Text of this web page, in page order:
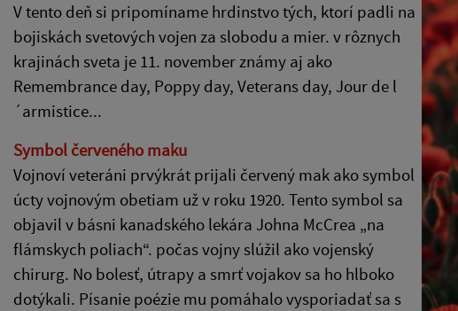
V tento deň si pripomíname hrdinstvo tých, ktorí padli na
bojiskách svetových vojen za slobodu a mier. v rôznych
krajinách sveta je 11. november známy aj ako
Remembrance day, Poppy day, Veterans day, Jour de l
´armistice...
Symbol červeného maku
Vojnoví veteráni prvýkrát prijali červený mak ako symbol
úcty vojnovým obetiam už v roku 1920. Tento symbol sa
objavil v básni kanadského lekára Johna McCrea „na
flámskych poliach“. počas vojny slúžil ako vojenský
chirurg. No bolesť, útrapy a smrť vojakov sa ho hlboko
dotýkali. Písanie poézie mu pomáhalo vysporiadať sa s